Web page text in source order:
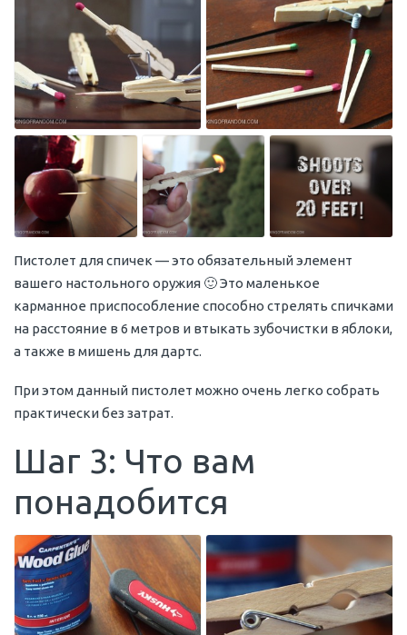
Пистолет для спичек — это обязательный элемент
вашего настольного оружия 🙂 Это маленькое
карманное приспособление способно стрелять спичками
на расстояние в 6 метров и втыкать зубочистки в яблоки,
а также в мишень для дартс.
При этом данный пистолет можно очень легко собрать
практически без затрат.
Шаг 3: Что вам
понадобится